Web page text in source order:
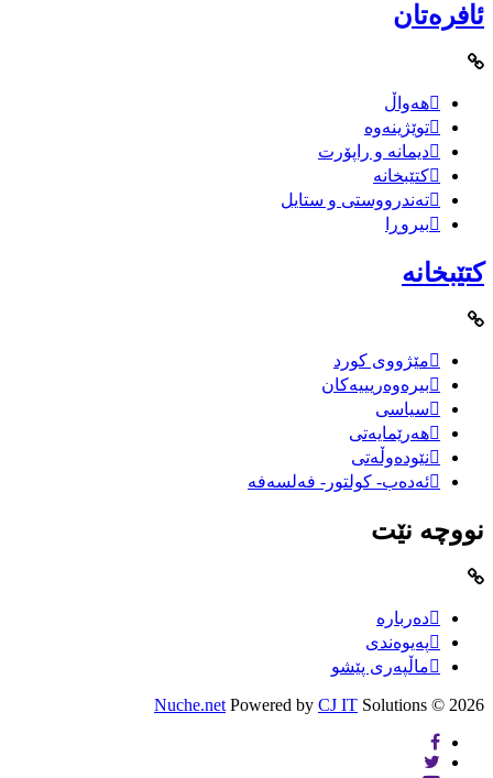
ئافرەتان
هەواڵ
توێژینەوە
دیمانە و راپۆرت
کتێبخانە
تەندرووستی و ستایل
بیروڕا
کتێبخانە
مێژووى کورد
بیرەوەریییەکان
سیاسى
هەرێمایەتی
نێودەوڵەتی
ئەدەب- کولتور- فەلسەفە
نووچە نێت
دەربارە
پەیوەندی
ماڵپەری پێشو
2026 ©
Nuche.net Powered by CJ IT Solutions